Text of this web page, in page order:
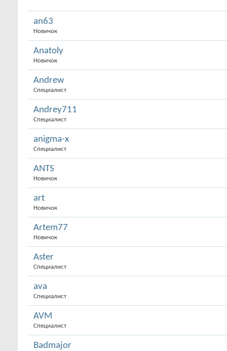
an63
Новичок
Anatoly
Новичок
Andrew
Специалист
Andrey711
Специалист
anigma-x
Специалист
ANTS
Новичок
art
Новичок
Artem77
Новичок
Aster
Специалист
ava
Специалист
AVM
Специалист
Badmajor